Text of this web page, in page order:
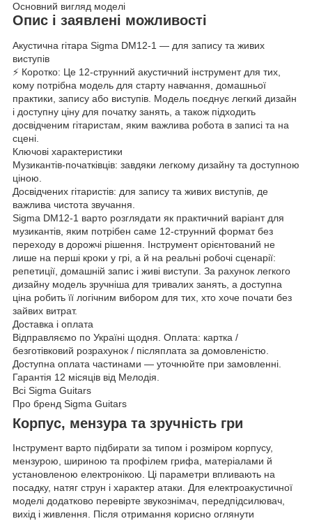
Основний вигляд моделі
Опис і заявлені можливості
Акустична гітара Sigma DM12-1 — для запису та живих
виступів
⚡ Коротко: Це 12-струнний акустичний інструмент для тих,
кому потрібна модель для старту навчання, домашньої
практики, запису або виступів. Модель поєднує легкий дизайн
і доступну ціну для початку занять, а також підходить
досвідченим гітаристам, яким важлива робота в записі та на
сцені.
Ключові характеристики
Музикантів-початківців: завдяки легкому дизайну та доступною
ціною.
Досвідчених гітаристів: для запису та живих виступів, де
важлива чистота звучання.
Sigma DM12-1 варто розглядати як практичний варіант для
музикантів, яким потрібен саме 12-струнний формат без
переходу в дорожчі рішення. Інструмент орієнтований не
лише на перші кроки у грі, а й на реальні робочі сценарії:
репетиції, домашній запис і живі виступи. За рахунок легкого
дизайну модель зручніша для тривалих занять, а доступна
ціна робить її логічним вибором для тих, хто хоче почати без
зайвих витрат.
Доставка і оплата
Відправляємо по Україні щодня. Оплата: картка /
безготівковий розрахунок / післяплата за домовленістю.
Доступна оплата частинами — уточнюйте при замовленні.
Гарантія 12 місяців від Мелодія.
Всі Sigma Guitars
Про бренд Sigma Guitars
Корпус, мензура та зручність гри
Інструмент варто підбирати за типом і розміром корпусу,
мензурою, шириною та профілем грифа, матеріалами й
установленою електронікою. Ці параметри впливають на
посадку, натяг струн і характер атаки. Для електроакустичної
моделі додатково перевірте звукознімач, передпідсилювач,
вихід і живлення. Після отримання корисно оглянути